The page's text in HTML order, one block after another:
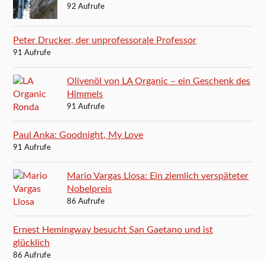
92 Aufrufe
Peter Drucker, der unprofessorale Professor
91 Aufrufe
Olivenöl von LA Organic – ein Geschenk des
Himmels
91 Aufrufe
Paul Anka: Goodnight, My Love
91 Aufrufe
Mario Vargas Llosa: Ein ziemlich verspäteter
Nobelpreis
86 Aufrufe
Ernest Hemingway besucht San Gaetano und ist
glücklich
86 Aufrufe